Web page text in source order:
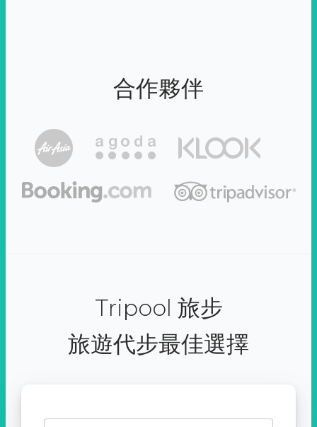
合作夥伴
Tripool 旅步
旅遊代步最佳選擇